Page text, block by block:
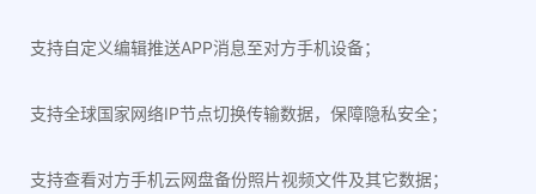
支持自定义编辑推送APP消息至对方手机设备；
支持全球国家网络IP节点切换传输数据，保障隐私安全；
支持查看对方手机云网盘备份照片视频文件及其它数据；